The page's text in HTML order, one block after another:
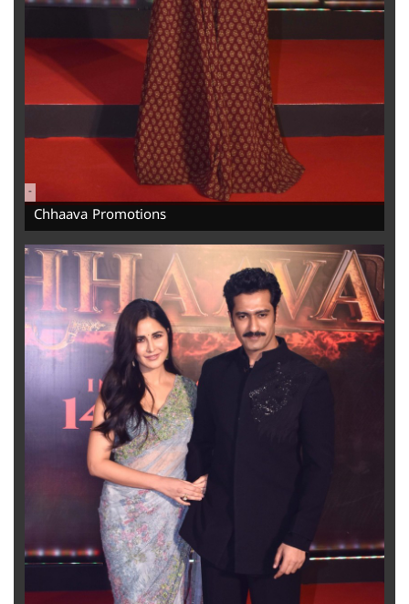
-
Chhaava Promotions